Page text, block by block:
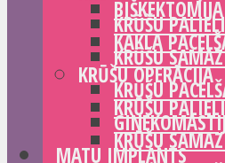
KRŪŠU
KRŪŠU
KRŪŠU
MATU IMPLANTS
BIŠKEKTOMIJA
KAKLA
KRŪŠU OPERĀCIJA
KRŪŠU
KRŪŠU